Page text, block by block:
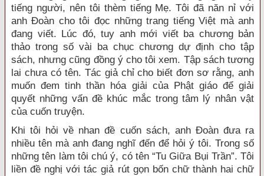
tiếng người, nên tôi thèm tiếng Mẹ. Tôi đã năn nỉ với
anh Đoàn cho tôi đọc những trang tiếng Việt mà anh
đang viết. Lúc đó, tuy anh mới viết ba chương bản
thảo trong số vài ba chục chương dự định cho tập
sách, nhưng cũng đồng ý cho tôi xem. Tập sách tương
lai chưa có tên. Tác giả chỉ cho biết đơn sơ rằng, anh
muốn đem tinh thần hóa giải của Phật giáo để giải
quyết những vấn đề khúc mắc trong tâm lý nhân vật
của cuốn truyện.
Khi tôi hỏi về nhan đề cuốn sách, anh Đoàn đưa ra
nhiều tên mà anh đang nghĩ đến để hỏi ý tôi. Trong số
những tên làm tôi chú ý, có tên “Tu Giữa Bụi Trần”. Tôi
liền đề nghị với tác giả rút gọn bốn chữ thành hai chữ